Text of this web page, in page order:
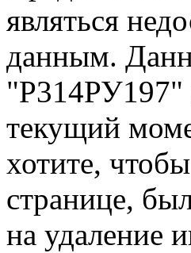
являться
данным.
"Р314РУ197"
текущий
хотите,
странице,
на удаление